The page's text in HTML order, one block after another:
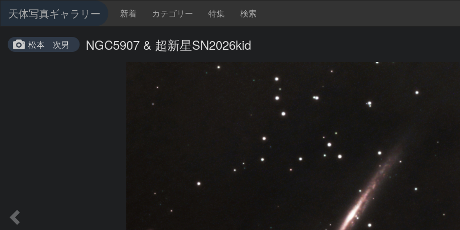
天体写真ギャラリー 新着 カテゴリー 特集 検索
松本 次男 NGC5907 & 超新星SN2026kid